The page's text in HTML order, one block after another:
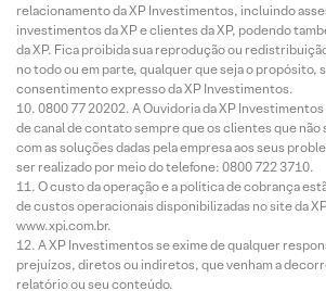
relacionamento da XP Investimentos, incluindo
investimentos da XP e clientes da XP, podendo
da XP. Fica proibida sua reprodução ou
no todo ou em parte, qualquer que seja o propósito,
consentimento expresso da XP Investimentos.
0800 77 20202. A Ouvidoria da XP
de canal de contato sempre que os clientes que
com as soluções dadas pela empresa aos seus
ser realizado por meio do telefone: 0800 722 3710.
O custo da operação e a política de cobrança
de custos operacionais disponibilizadas no site da
www.xpi.com.br.
A XP Investimentos se exime de qualquer
prejuízos, diretos ou indiretos, que venham a
relatório ou seu conteúdo.